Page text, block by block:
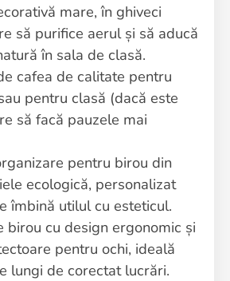
mare, în ghiveci
să purifice aerul și să aducă
în sala de clasă.
cafea de calitate pentru
pentru clasă (dacă este
să facă pauzele mai
pentru birou din
ecologică, personalizat
îmbină utilul cu esteticul.
birou cu design ergonomic și
pentru ochi, ideală
lungi de corectat lucrări.